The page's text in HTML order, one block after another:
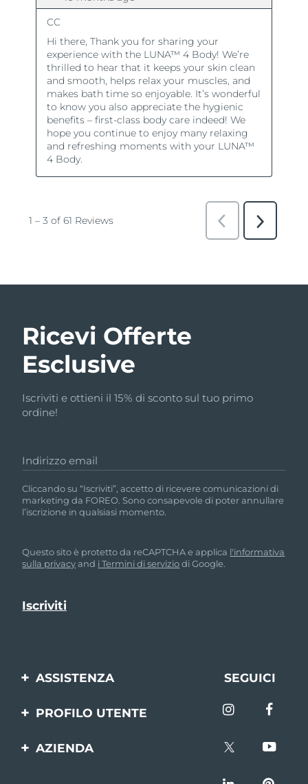
Ricevi Offerte
Esclusive
Iscriviti e ottieni il 15% di sconto sul tuo primo
ordine!
Indirizzo email
Cliccando su “Iscriviti”, accetto di ricevere comunicazioni di
marketing da FOREO. Sono consapevole di poter annullare
l’iscrizione in qualsiasi momento.
Questo sito è protetto da reCAPTCHA e applica l'informativa
sulla privacyand i Termini di serviziodi Google.
ASSISTENZA
Contattaci
SEGUICI
PROFILO UTENTE
prodotto
AZIENDA